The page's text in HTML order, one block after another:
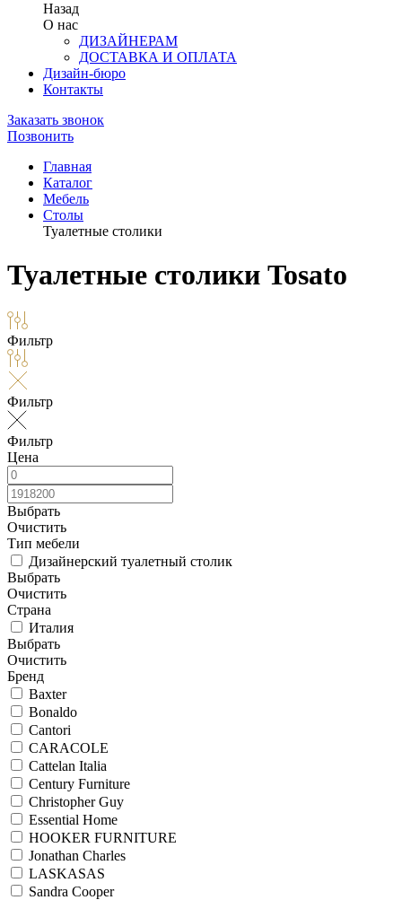
Назад
О нас
ДИЗАЙНЕРАМ
ДОСТАВКА И ОПЛАТА
Дизайн-бюро
Контакты
Заказать звонок
Позвонить
Главная
Каталог
Мебель
Столы
Туалетные столики
Туалетные столики Tosato
Фильтр
Фильтр
Фильтр
Цена
Выбрать
Очистить
Тип мебели
Дизайнерский туалетный столик
Выбрать
Очистить
Страна
Италия
Выбрать
Очистить
Бренд
Baxter
Bonaldo
Cantori
CARACOLE
Cattelan Italia
Century Furniture
Christopher Guy
Essential Home
HOOKER FURNITURE
Jonathan Charles
LASKASAS
Sandra Cooper